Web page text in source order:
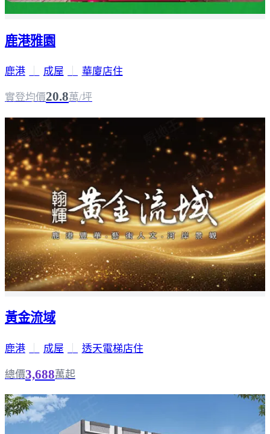
鹿港雅園
鹿港 成屋 華廈店住
實登均價20.8萬/坪
黃金流域
鹿港 成屋 透天電梯店住
總價3,688萬起